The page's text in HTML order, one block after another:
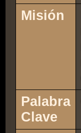
Misión
Palabra
Clave